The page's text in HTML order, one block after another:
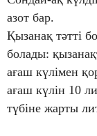
азот бар.
Қызанақ тәтті
болады:
ағаш күлімен
ағаш күлін 10
түбіне жарты